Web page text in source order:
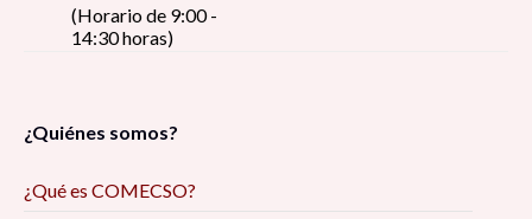
(Horario de 9:00 -
14:30 horas)
¿Quiénes somos?
¿Qué es COMECSO?